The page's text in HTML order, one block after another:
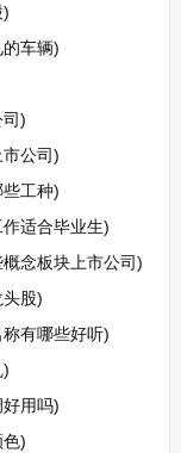
)
车辆)
)
公司)
工种)
适合毕业生)
念板块上市公司)
股)
有哪些好听)
)
用吗)
)